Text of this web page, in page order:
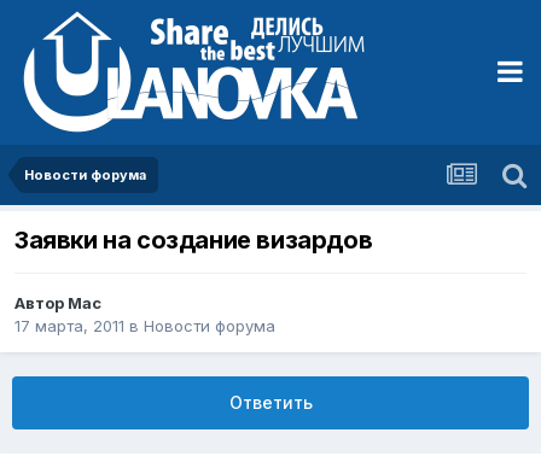
Новости форума
Заявки на создание визардов
Автор Mac
17 марта, 2011 в Новости форума
Ответить